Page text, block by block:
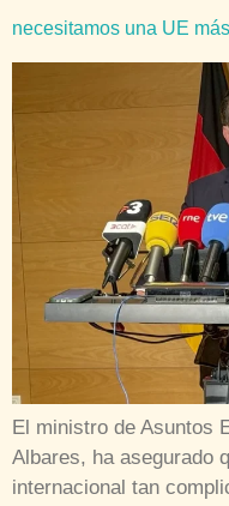
necesitamos una UE
El ministro de Asuntos
Albares, ha asegurado
internacional tan